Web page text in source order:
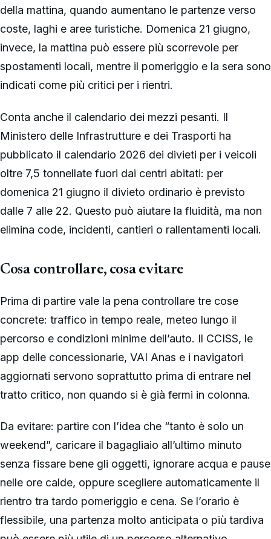
della mattina, quando aumentano le partenze verso
coste, laghi e aree turistiche. Domenica 21 giugno,
invece, la mattina può essere più scorrevole per
spostamenti locali, mentre il pomeriggio e la sera sono
indicati come più critici per i rientri.
Conta anche il calendario dei mezzi pesanti. Il
Ministero delle Infrastrutture e dei Trasporti ha
pubblicato il calendario 2026 dei divieti per i veicoli
oltre 7,5 tonnellate fuori dai centri abitati: per
domenica 21 giugno il divieto ordinario è previsto
dalle 7 alle 22. Questo può aiutare la fluidità, ma non
elimina code, incidenti, cantieri o rallentamenti locali.
Cosa controllare, cosa evitare
Prima di partire vale la pena controllare tre cose
concrete: traffico in tempo reale, meteo lungo il
percorso e condizioni minime dell’auto. Il CCISS, le
app delle concessionarie, VAI Anas e i navigatori
aggiornati servono soprattutto prima di entrare nel
tratto critico, non quando si è già fermi in colonna.
Da evitare: partire con l’idea che “tanto è solo un
weekend”, caricare il bagagliaio all’ultimo minuto
senza fissare bene gli oggetti, ignorare acqua e pause
nelle ore calde, oppure scegliere automaticamente il
rientro tra tardo pomeriggio e cena. Se l’orario è
flessibile, una partenza molto anticipata o più tardiva